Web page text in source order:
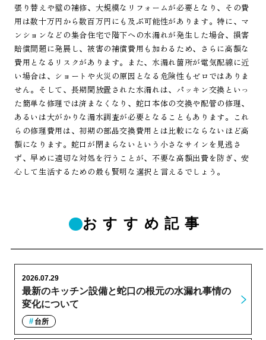
張り替えや壁の補修、大規模なリフォームが必要となり、その費
用は数十万円から数百万円にも及ぶ可能性があります。特に、マ
ンションなどの集合住宅で階下への水漏れが発生した場合、損害
賠償問題に発展し、被害の補償費用も加わるため、さらに高額な
費用となるリスクがあります。また、水漏れ箇所が電気配線に近
い場合は、ショートや火災の原因となる危険性もゼロではありま
せん。そして、長期間放置された水漏れは、パッキン交換といっ
た簡単な修理では済まなくなり、蛇口本体の交換や配管の修理、
あるいは大がかりな漏水調査が必要となることもあります。これ
らの修理費用は、初期の部品交換費用とは比較にならないほど高
額になります。蛇口が閉まらないという小さなサインを見逃さ
ず、早めに適切な対処を行うことが、不要な高額出費を防ぎ、安
心して生活するための最も賢明な選択と言えるでしょう。
おすすめ記事
最新のキッチン設備と蛇口の根元の水漏れ事情の
変化について
2026.07.29
台所